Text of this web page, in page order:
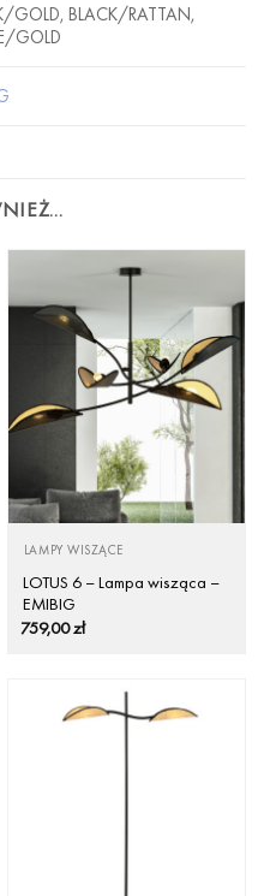
GOLD, BLACK/RATTAN,
GOLD
LAMPY WISZĄCE
LOTUS 6 – Lampa wisząca –
EMIBIG
759,00zł